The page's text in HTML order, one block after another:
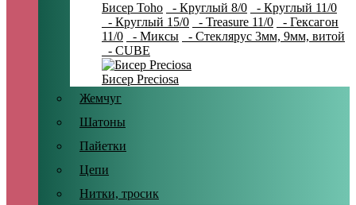
Бисер Toho - Круглый 8/0
- Круглый 11/0
- Круглый 15/0
- Treasure 11/0
- Гексагон
11/0
- Миксы
- Стеклярус 3мм, 9мм, витой
- CUBE
Бисер Preciosa
Жемчуг
Шатоны
Пайетки
Цепи
Нитки, тросик